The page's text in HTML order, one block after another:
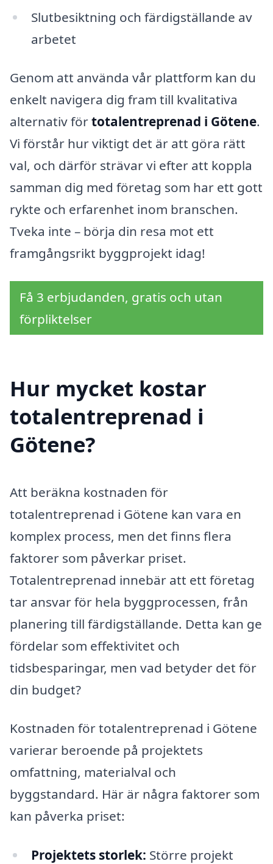
Slutbesiktning och färdigställande av
arbetet
Genom att använda vår plattform kan du
enkelt navigera dig fram till kvalitativa
alternativ förtotalentreprenad i Götene.
Vi förstår hur viktigt det är att göra rätt
val, och därför strävar vi efter att koppla
samman dig med företag som har ett gott
rykte och erfarenhet inom branschen.
Tveka inte – börja din resa mot ett
framgångsrikt byggprojekt idag!
Få 3 erbjudanden, gratis och utan
förpliktelser
Hur mycket kostar
totalentreprenad i
Götene?
Att beräkna kostnaden för
totalentreprenad i Götene kan vara en
komplex process, men det finns flera
faktorer som påverkar priset.
Totalentreprenad innebär att ett företag
tar ansvar för hela byggprocessen, från
planering till färdigställande. Detta kan ge
fördelar som effektivitet och
tidsbesparingar, men vad betyder det för
din budget?
Kostnaden för totalentreprenad i Götene
varierar beroende på projektets
omfattning, materialval och
byggstandard. Här är några faktorer som
kan påverka priset:
Projektets storlek: Större projekt